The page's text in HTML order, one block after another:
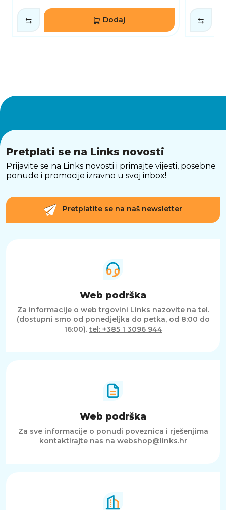
Dodaj
Pretplati se na Links novosti
Prijavite se na Links novosti i primajte vijesti, posebne
ponude i promocije izravno u svoj inbox!
Pretplatite se na naš newsletter
Web podrška
Za informacije o web trgovini Links nazovite na tel.
(dostupni smo od ponedjeljka do petka, od 8:00 do
16:00).tel: +385 1 3096 944
Web podrška
Za sve informacije o ponudi poveznica i rješenjima
kontaktirajte nas na webshop@links.hr